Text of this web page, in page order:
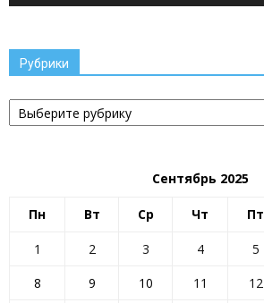
Рубрики
Рубрики
Сентябрь 2025
Пн Вт Ср Чт Пт
1 2 3 4 5
8
9 10 11 12